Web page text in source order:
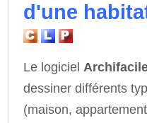
d'une
Le logiciel
dessiner différents
(maison,